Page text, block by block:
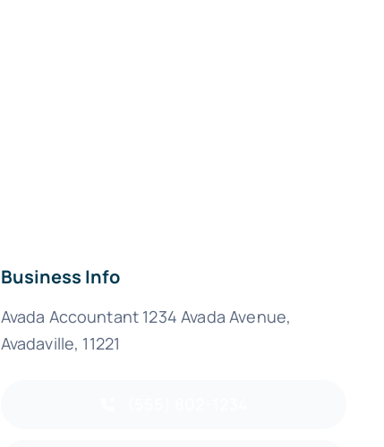
Business Info
Avada Accountant 1234 Avada Avenue,
Avadaville, 11221